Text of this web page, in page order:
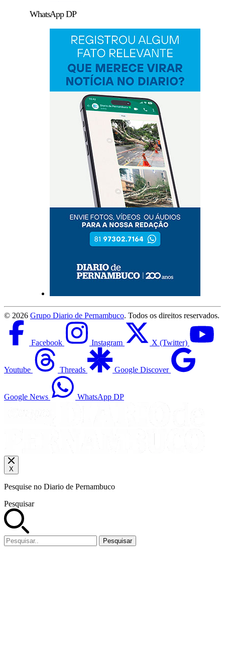
WhatsApp DP
© 2026 Grupo Diario de Pernambuco. Todos os direitos reservados.
Facebook Instagram X (Twitter)
Youtube Threads Google Discover
Google News WhatsApp DP
X
Pesquise no Diario de Pernambuco
Pesquisar
Pesquisar